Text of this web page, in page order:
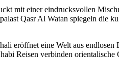
mit einer eindrucksvollen
Qasr Al Watan spiegeln die
eröffnet eine Welt aus
Reisen verbinden orientalische